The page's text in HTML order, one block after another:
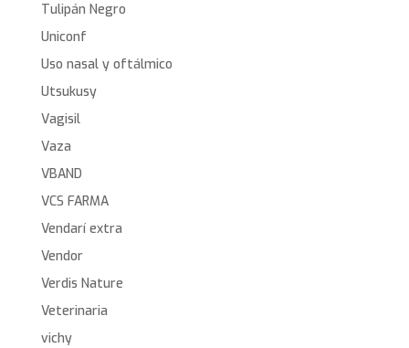
Tulipán Negro
Uniconf
Uso nasal y oftálmico
Utsukusy
Vagisil
Vaza
VBAND
VCS FARMA
Vendarí extra
Vendor
Verdis Nature
Veterinaria
vichy